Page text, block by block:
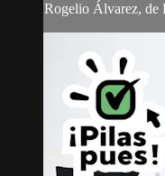
Rogelio Álvarez, de